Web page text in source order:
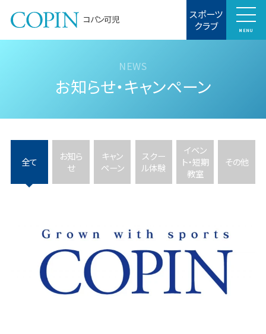
コパン可児 スポーツ
クラブ MENU
お知らせ・キャンペーン
全て
お知ら
せ
キャン
ペーン
スクー
ル体験
イベン
ト・短期
教室
その他